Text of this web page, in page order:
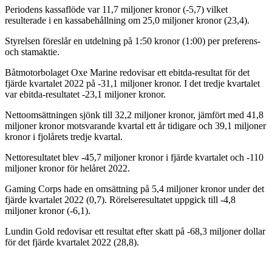
Periodens kassaflöde var 11,7 miljoner kronor (-5,7) vilket
resulterade i en kassabehållning om 25,0 miljoner kronor (23,4).
Styrelsen föreslår en utdelning på 1:50 kronor (1:00) per preferens-
och stamaktie.
Båtmotorbolaget Oxe Marine redovisar ett ebitda-resultat för det
fjärde kvartalet 2022 på -31,1 miljoner kronor. I det tredje kvartalet
var ebitda-resultatet -23,1 miljoner kronor.
Nettoomsättningen sjönk till 32,2 miljoner kronor, jämfört med 41,8
miljoner kronor motsvarande kvartal ett år tidigare och 39,1 miljoner
kronor i fjolårets tredje kvartal.
Nettoresultatet blev -45,7 miljoner kronor i fjärde kvartalet och -110
miljoner kronor för helåret 2022.
Gaming Corps hade en omsättning på 5,4 miljoner kronor under det
fjärde kvartalet 2022 (0,7). Rörelseresultatet uppgick till -4,8
miljoner kronor (-6,1).
Lundin Gold redovisar ett resultat efter skatt på -68,3 miljoner dollar
för det fjärde kvartalet 2022 (28,8).